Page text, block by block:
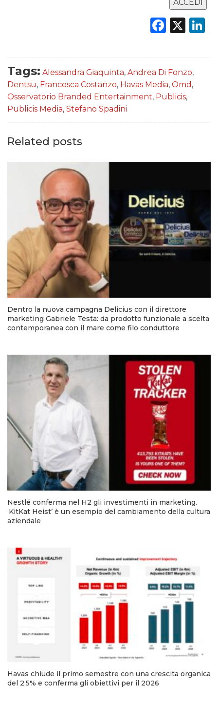
X
Tags: Alessandra Giaquinta, Andrea Di Fonzo,
Dentsu, Francesca Costanzo, Havas Media, Omd ,
Osservatorio Branded Entertainment, Publicis,
Publicis Media, Stefano Spadini
Related posts
Dentro la nuova campagna Delicius con il direttore
marketing Gabriele Testa: da prodotto funzionale a scelta
contemporanea con il mare come filo conduttore
Nestlé conferma nel H2 gli investimenti in marketing.
‘KitKat Heist’ è un esempio del cambiamento della cultura
aziendale
Havas chiude il primo semestre con una crescita organica
del 2,5% e conferma gli obiettivi per il 2026